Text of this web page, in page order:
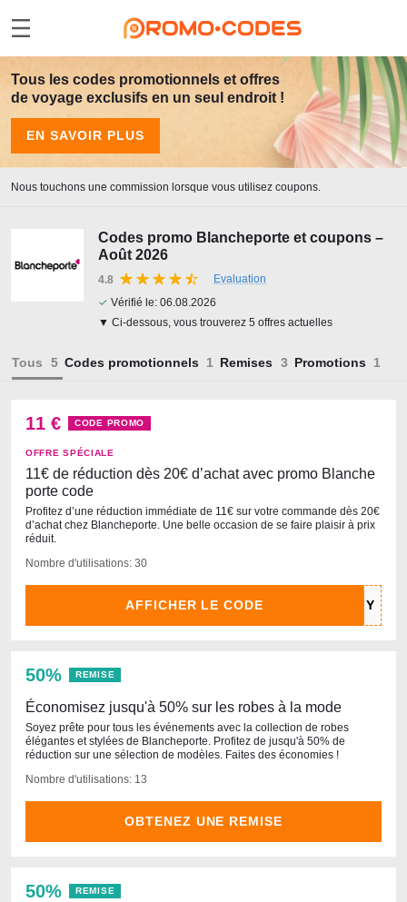
Tous les codes promotionnels et offres
de voyage exclusifs en un seul endroit !
EN SAVOIR PLUS
Nous touchons une commission lorsque vous utilisez coupons.
Codes promo Blancheporte et coupons –
Août 2026
4.8
Evaluation
✓ Vérifié le: 06.08.2026
▼ Ci-dessous, vous trouverez 5 offres actuelles
Tous Codes promotionnels Remises Promotions
11 € CODE PROMO
OFFRE SPÉCIALE
11€ de réduction dès 20€ d’achat avec promo Blanche
porte code
Profitez d’une réduction immédiate de 11€ sur votre commande dès 20€
d’achat chez Blancheporte. Une belle occasion de se faire plaisir à prix
réduit.
Nombre d'utilisations: 30
AFFICHER LE CODE
50% REMISE
Économisez jusqu'à 50% sur les robes à la mode
Soyez prête pour tous les événements avec la collection de robes
élégantes et stylées de Blancheporte. Profitez de jusqu'à 50% de
réduction sur une sélection de modèles. Faites des économies !
Nombre d'utilisations: 13
OBTENEZ UNE REMISE
50% REMISE